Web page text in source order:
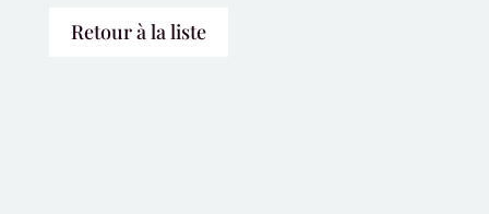
Retour à la liste